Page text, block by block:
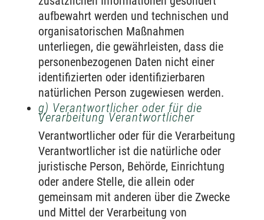
aufbewahrt werden und technischen und
organisatorischen Maßnahmen
unterliegen, die gewährleisten, dass die
personenbezogenen Daten nicht einer
identifizierten oder identifizierbaren
natürlichen Person zugewiesen werden.
g) Verantwortlicher oder für die
Verarbeitung Verantwortlicher
Verantwortlicher oder für die Verarbeitung
Verantwortlicher ist die natürliche oder
juristische Person, Behörde, Einrichtung
oder andere Stelle, die allein oder
gemeinsam mit anderen über die Zwecke
und Mittel der Verarbeitung von